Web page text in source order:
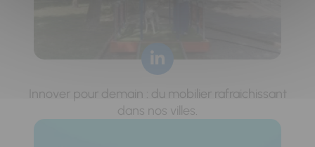
Innover pour demain : du mobilier rafraichissant
dans nos villes.